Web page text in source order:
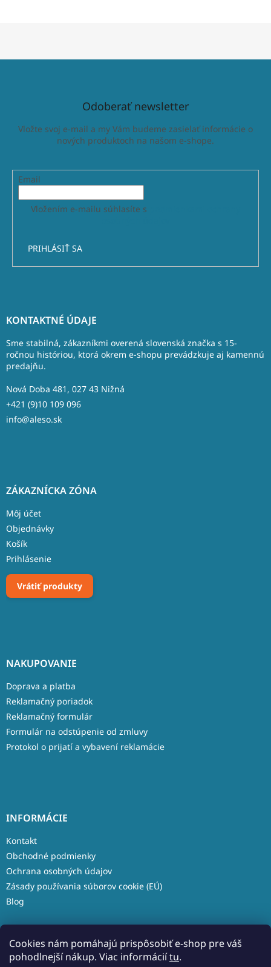
Cookies nám pomáhajú prispôsobiť e-shop pre váš
pohodlnejší nákup. Viac informáciítu.
Odoberať newsletter
Vložte svoj e-mail a my Vám budeme zasielať informácie o
nových produktoch na našom e-shope.
Email
Vložením e-mailu súhlasíte s
PRIHLÁSIŤ SA
KONTAKTNÉ ÚDAJE
Sme stabilná, zákazníkmi overená slovenská značka s 15-
ročnou históriou, ktorá okrem e-shopu prevádzkuje aj kamennú
predajňu.
Nová Doba 481, 027 43 Nižná
+421 (9)10 109 096
info@aleso.sk
ZÁKAZNÍCKA ZÓNA
Môj účet
Objednávky
Košík
Prihlásenie
Vrátiť produkty
NAKUPOVANIE
Doprava a platba
Reklamačný poriadok
Reklamačný formulár
Formulár na odstúpenie od zmluvy
Protokol o prijatí a vybavení reklamácie
INFORMÁCIE
Kontakt
Obchodné podmienky
Ochrana osobných údajov
Zásady používania súborov cookie (EÚ)
Blog